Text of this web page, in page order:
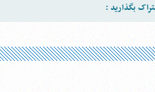
بگذارید :